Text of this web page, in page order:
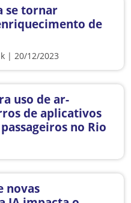
se tornar
de
| 20/12/2023
uso de ar-
de aplicativos
no Rio
novas